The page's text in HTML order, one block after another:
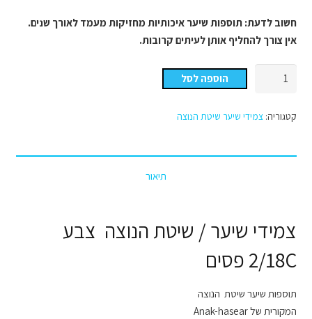
חשוב לדעת: תוספות שיער איכותיות מחזיקות מעמד לאורך שנים.
אין צורך להחליף אותן לעיתים קרובות.
כמות
שיער
שיטת
2/18C
הוספה לסל
קטגוריה: צמידי שיער שיטת הנוצה
תיאור
צמידי שיער / שיטת הנוצה צבע
2/18C פסים
תוספות שיער שיטת הנוצה
המקורית של Anak-hasear